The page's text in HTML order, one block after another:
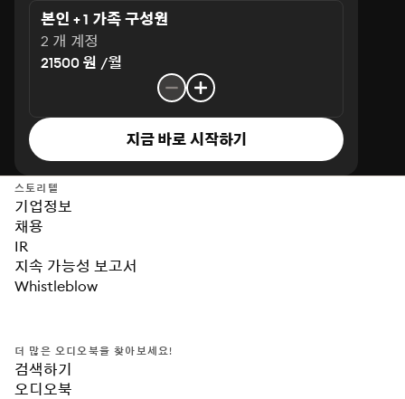
본인 + 1 가족 구성원
2 개 계정
21500 원 /월
지금 바로 시작하기
스토리텔
기업정보
채용
IR
지속 가능성 보고서
Whistleblow
더 많은 오디오북을 찾아보세요!
검색하기
오디오북